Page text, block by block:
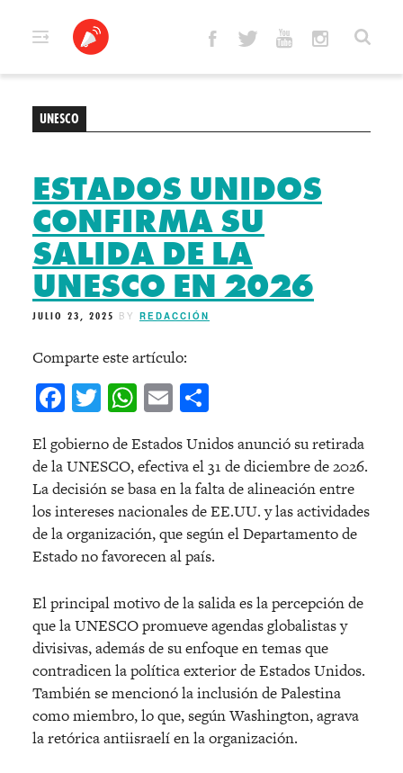
UNESCO
ESTADOS UNIDOS
CONFIRMA SU
SALIDA DE LA
UNESCO EN 2026
JULIO 23, 2025 BY REDACCIÓN
Comparte este artículo:
Facebook
Twitter
WhatsApp
Email
El gobierno de Estados Unidos anunció su retirada
de la UNESCO, efectiva el 31 de diciembre de 2026.
La decisión se basa en la falta de alineación entre
los intereses nacionales de EE.UU. y las actividades
de la organización, que según el Departamento de
Estado no favorecen al país.
El principal motivo de la salida es la percepción de
que la UNESCO promueve agendas globalistas y
divisivas, además de su enfoque en temas que
contradicen la política exterior de Estados Unidos.
También se mencionó la inclusión de Palestina
como miembro, lo que, según Washington, agrava
la retórica antiisraelí en la organización.